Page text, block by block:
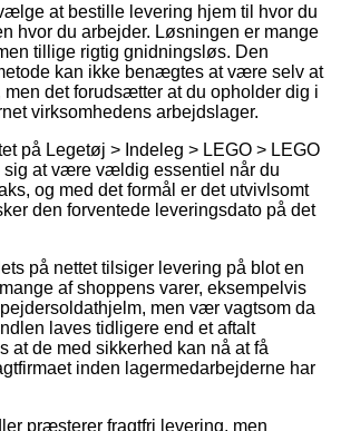
at bestille levering hjem til hvor du
hvor du arbejder. Løsningen er mange
tillige rigtig gnidningsløs. Den
kan ikke benægtes at være selv at
men det forudsætter at du opholder dig i
virksomhedens arbejdslager.
på Legetøj > Indeleg > LEGO > LEGO
sig at være vældig essentiel når du
og med det formål er det utvivlsomt
den forventede leveringsdato på det
på nettet tilsiger levering på blot en
af shoppens varer, eksempelvis
men vær vagtsom da
laves tidligere end et aftalt
at de med sikkerhed kan nå at få
inden lagermedarbejderne har
præsterer fragtfri levering, men